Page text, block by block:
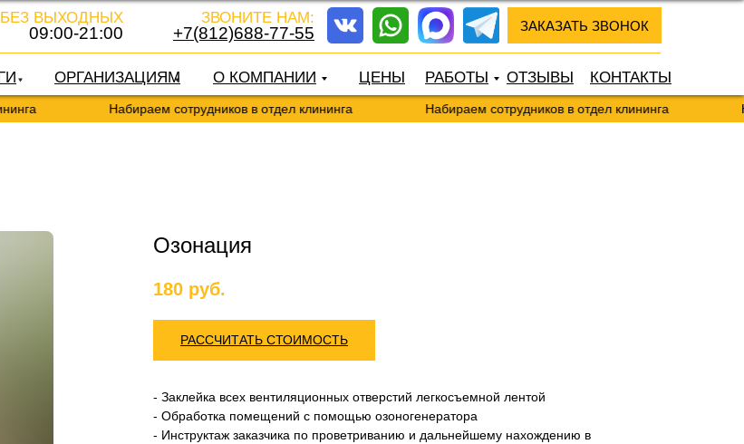
ЗАКАЗАТЬ ЗВОНОК
ОРГАНИЗАЦИЯМ ЦЕНЫ РАБОТЫ КОНТАКТЫ
О КОМПАНИИ ОТЗЫВЫ
ЗВОНИТЕ НАМ:
+7(812)688-77-55
БЕЗ ВЫХОДНЫХ
09:00-21:00
Набираем сотрудников в отдел клининга Набираем сотрудников в отдел клининга
Озонация
180 руб.
РАССЧИТАТЬ СТОИМОСТЬ
- Заклейка всех вентиляционных отверстий легкосъемной лентой
- Обработка помещений с помощью озоногенератора
- Инструктаж заказчика по проветриванию и дальнейшему нахождению в